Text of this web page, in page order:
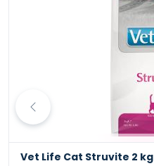
Vet Life Cat Struvite 2 kg